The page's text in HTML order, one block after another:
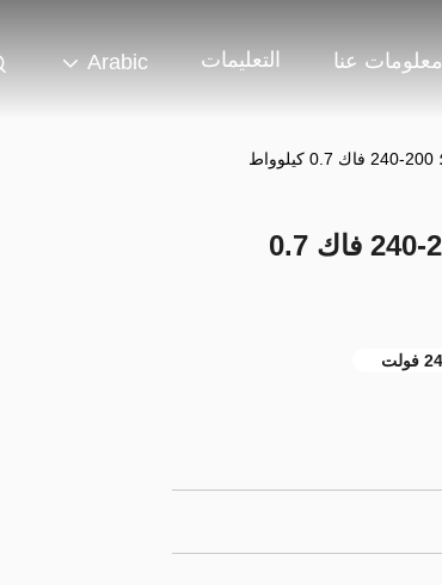
معلومات عنا التعليمات Arabic
3210 آلة برمجة الليزر 100-120 فاك؛ 200-240 فاك 0.7